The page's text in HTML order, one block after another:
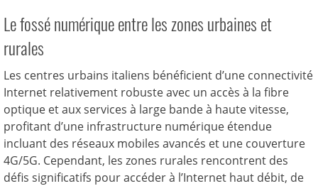
Le fossé numérique entre les zones urbaines et
rurales
Les centres urbains italiens bénéficient d’une connectivité
Internet relativement robuste avec un accès à la fibre
optique et aux services à large bande à haute vitesse,
profitant d’une infrastructure numérique étendue
incluant des réseaux mobiles avancés et une couverture
4G/5G. Cependant, les zones rurales rencontrent des
défis significatifs pour accéder à l’Internet haut débit, de